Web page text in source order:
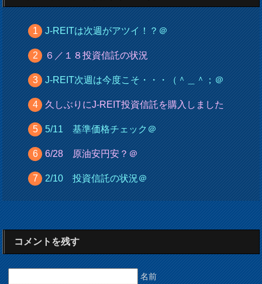
J-REITは次週がアツイ！？＠
６／１８投資信託の状況
J-REIT次週は今度こそ・・・（＾＿＾；＠
久しぶりにJ-REIT投資信託を購入しました
5/11 基準価格チェック＠
6/28 原油安円安？＠
2/10 投資信託の状況＠
コメントを残す
名前